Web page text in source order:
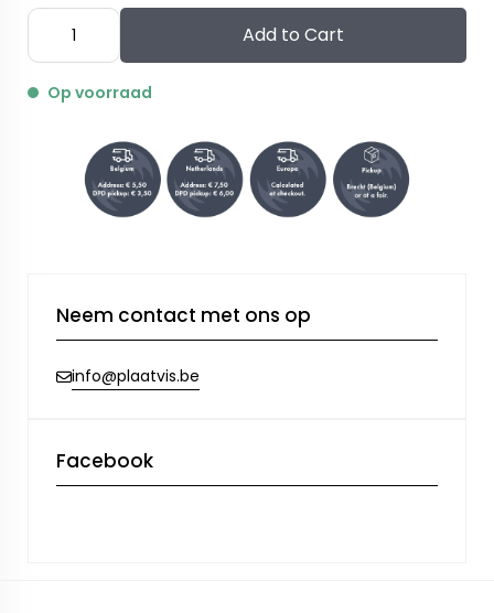
Add to Cart
Op voorraad
Neem contact met ons op
info@plaatvis.be
Facebook